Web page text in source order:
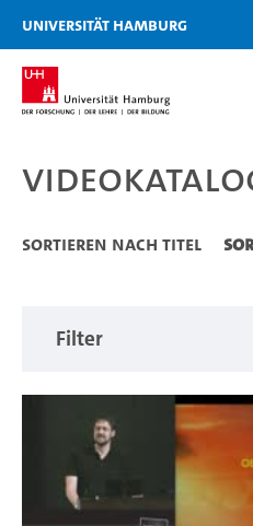
Zu den Filtern
Zur Metanavigation
Zur Hauptnavigation
Zur Suche
Zum Inhalt
Zum Seitenfuss
Universität Hamburg
Sortieren nach Titel
Filter